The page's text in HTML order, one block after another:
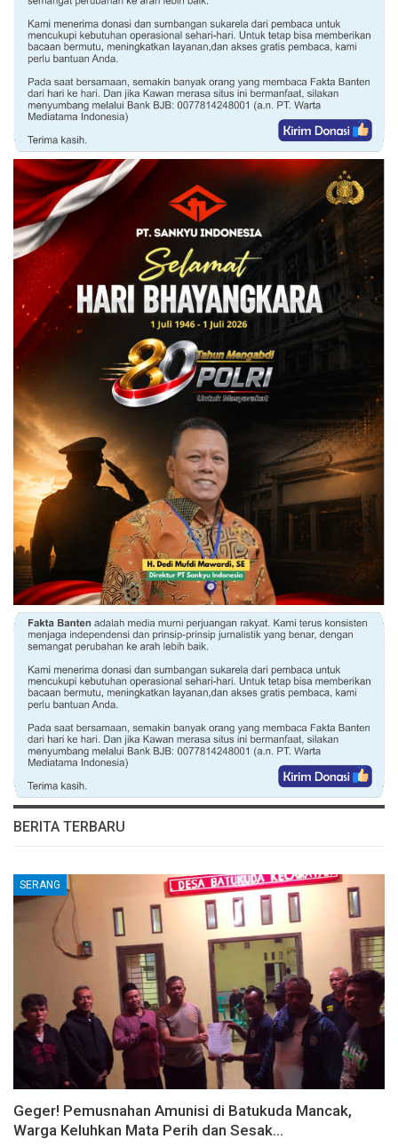
BERITA TERBARU
SERANG
Geger! Pemusnahan Amunisi di Batukuda Mancak,
Warga Keluhkan Mata Perih dan Sesak…